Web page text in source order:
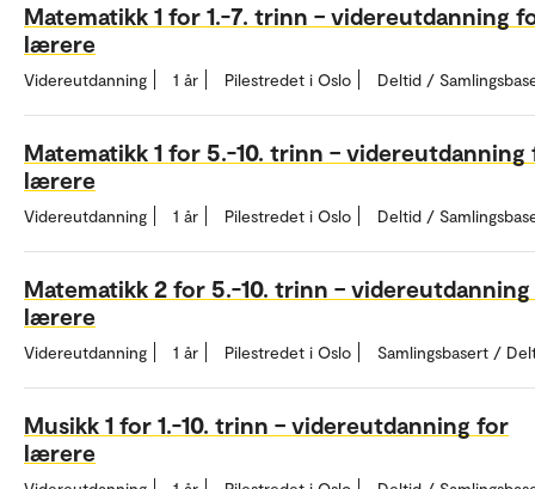
Matematikk 1 for 1.-7. trinn – videreutdanning
lærere
Videreutdanning 1 år Pilestredet i Oslo Deltid /
Matematikk 1 for 5.-10. trinn – videreutdanning
lærere
Videreutdanning 1 år Pilestredet i Oslo Deltid /
Matematikk 2 for 5.-10. trinn –
lærere
Videreutdanning 1 år Pilestredet i Oslo Samlingsbasert /
Musikk 1 for 1.-10. trinn – videreutdanning for
lærere